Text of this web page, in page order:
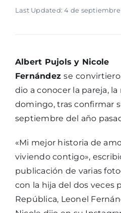
Last Updated: 4 de septiembre
Albert Pujols y Nicole
Fernándezse
dio a conocer la pareja,
domingo, tras confirmar
septiembre del año
«Mi mejor historia de
viviendo contigo»,
publicación de varias
con la hija del dos veces
República, Leonel